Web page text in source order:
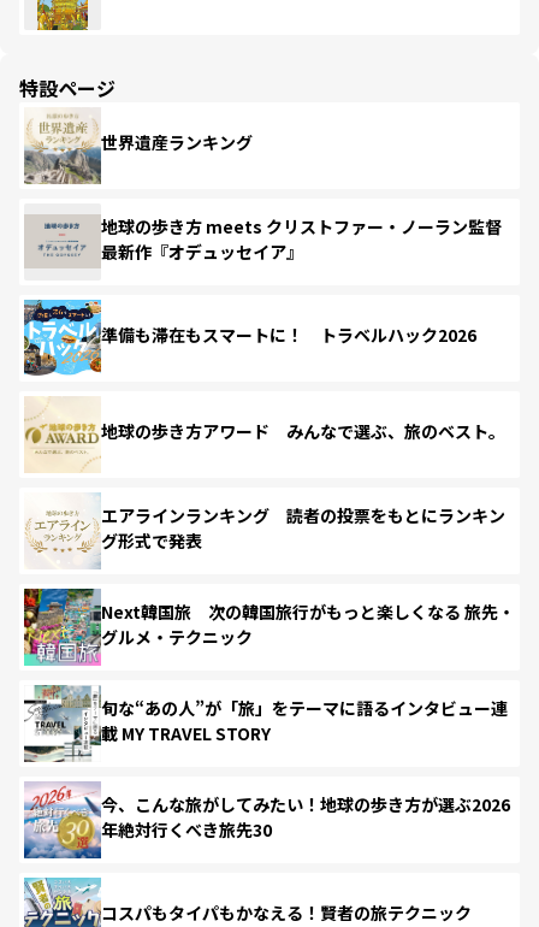
特設ページ
世界遺産ランキング
地球の歩き方 meets クリストファー・ノーラン監督
最新作『オデュッセイア』
準備も滞在もスマートに！ トラベルハック2026
地球の歩き方アワード みんなで選ぶ、旅のベスト。
エアラインランキング 読者の投票をもとにランキン
グ形式で発表
Next韓国旅 次の韓国旅行がもっと楽しくなる 旅先・
グルメ・テクニック
旬な“あの人”が「旅」をテーマに語るインタビュー連
載 MY TRAVEL STORY
今、こんな旅がしてみたい！地球の歩き方が選ぶ2026
年絶対行くべき旅先30
コスパもタイパもかなえる！賢者の旅テクニック